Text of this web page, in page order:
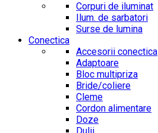
Corpuri de iluminat
Ilum. de sarbatori
Surse de lumina
Conectica
Accesorii conectica
Adaptoare
Bloc multipriza
Bride/coliere
Cleme
Cordon alimentare
Doze